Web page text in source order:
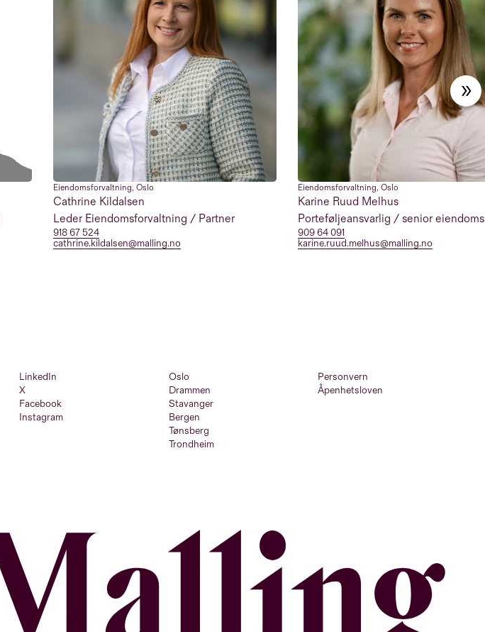
Eiendomsforvaltning, Oslo
Cathrine Kildalsen
Leder Eiendomsforvaltning / Partner
918 67 524
cathrine.kildalsen@malling.no
Eiendomsforvaltning, Oslo
Karine Ruud Melhus
Porteføljeansvarlig / senior
909 64 091
karine.ruud.melhus@malling.no
LinkedIn
X
Facebook
Instagram
Oslo
Drammen
Stavanger
Bergen
Tønsberg
Trondheim
Personvern
Åpenhetsloven